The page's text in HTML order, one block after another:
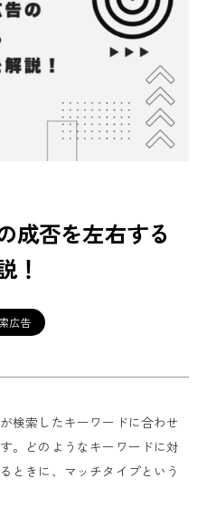
成否を左右する
！
広告
検索したキーワードに合わせ
。どのようなキーワードに対
ときに、マッチタイプという